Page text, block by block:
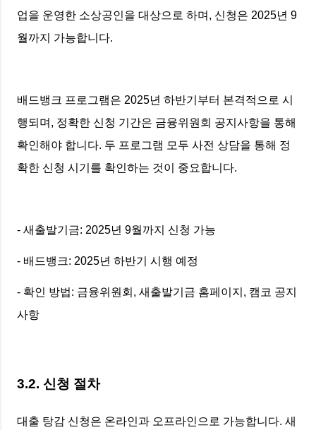
업을 운영한 소상공인을 대상으로 하며, 신청은 2025년 9
월까지 가능합니다.
배드뱅크 프로그램은 2025년 하반기부터 본격적으로 시
행되며, 정확한 신청 기간은 금융위원회 공지사항을 통해
확인해야 합니다. 두 프로그램 모두 사전 상담을 통해 정
확한 신청 시기를 확인하는 것이 중요합니다.
- 새출발기금: 2025년 9월까지 신청 가능
- 배드뱅크: 2025년 하반기 시행 예정
- 확인 방법: 금융위원회, 새출발기금 홈페이지, 캠코 공지
사항
3.2. 신청 절차
대출 탕감 신청은 온라인과 오프라인으로 가능합니다. 새